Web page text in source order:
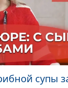
супы